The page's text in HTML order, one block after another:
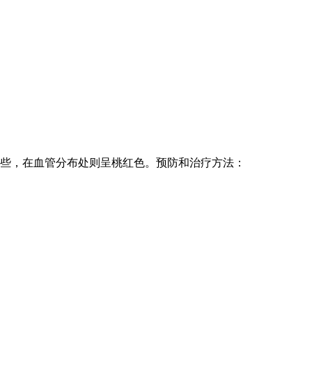
，在血管分布处则呈桃红色。预防和治疗方法：